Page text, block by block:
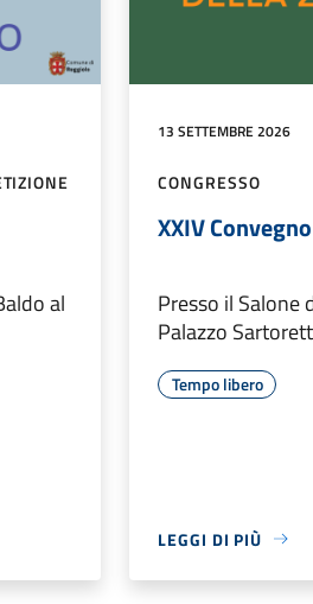
al
13 SETTEMBRE 2026
CONGRESSO
XXIV
Presso il Salone
Palazzo
Tempo libero
LEGGI DI PIÙ